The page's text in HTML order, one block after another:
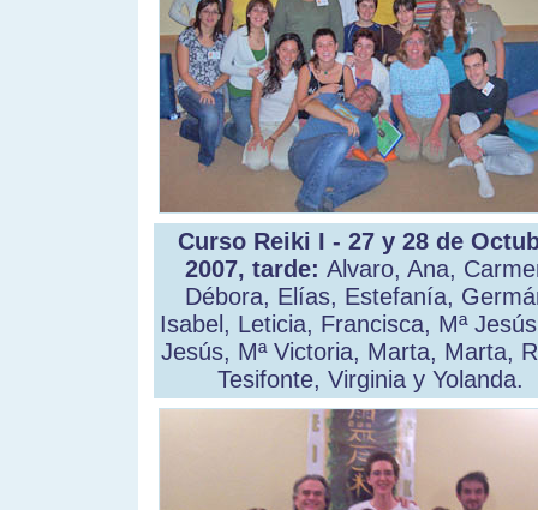
Curso Reiki I - 27 y 28 de
2007, tarde: Alvaro, Ana,
Débora, Elías, Estefanía,
Isabel, Leticia, Francisca, Mª
Jesús, Mª Victoria, Marta, Marta,
Tesifonte, Virginia y Yolanda.